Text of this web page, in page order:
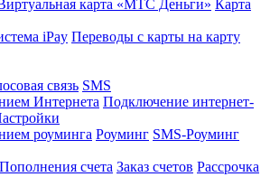
карта «МТС Деньги» Карта
iPay Переводы с карты на карту
связь SMS
Интернета Подключение интернет-
роуминга Роуминг SMS-Роуминг
Пополнения счета Заказ счетов Рассрочка